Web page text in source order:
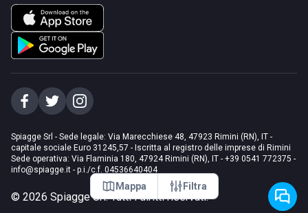
Mappa Filtra
Spiagge Srl - Sede legale: Via Marecchiese 48, 47923 Rimini (RN), IT -
capitale sociale Euro 31245,57 - Iscritta al registro delle imprese di Rimini
Sede operativa: Via Flaminia 180, 47924 Rimini (RN), IT - +39 0541 772375 -
info@spiagge.it - p.i./c.f. 04536640404
© 2026 Spiagge Srl. Tutti i diritti riservati.